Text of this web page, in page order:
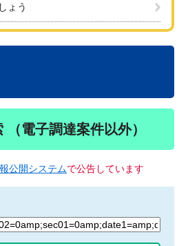
ょう
（電子調達案件以外）
公開システムで公告しています